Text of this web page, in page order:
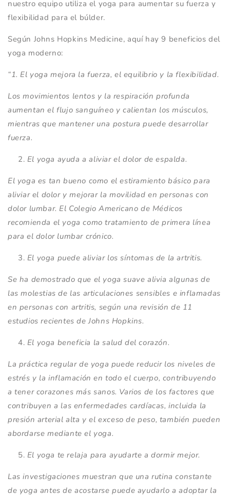
nuestro equipo utiliza el yoga para aumentar su fuerza y ​​
flexibilidad para el búlder.
Según Johns Hopkins Medicine, aquí hay 9 beneficios del
yoga moderno:
“1. El yoga mejora la fuerza, el equilibrio y la flexibilidad.
Los movimientos lentos y la respiración profunda
aumentan el flujo sanguíneo y calientan los músculos,
mientras que mantener una postura puede desarrollar
fuerza.
El yoga ayuda a aliviar el dolor de espalda.
El yoga es tan bueno como el estiramiento básico para
aliviar el dolor y mejorar la movilidad en personas con
dolor lumbar. El Colegio Americano de Médicos
recomienda el yoga como tratamiento de primera línea
para el dolor lumbar crónico.
El yoga puede aliviar los síntomas de la artritis.
Se ha demostrado que el yoga suave alivia algunas de
las molestias de las articulaciones sensibles e inflamadas
en personas con artritis, según una revisión de 11
estudios recientes de Johns Hopkins.
El yoga beneficia la salud del corazón.
La práctica regular de yoga puede reducir los niveles de
estrés y la inflamación en todo el cuerpo, contribuyendo
a tener corazones más sanos. Varios de los factores que
contribuyen a las enfermedades cardíacas, incluida la
presión arterial alta y el exceso de peso, también pueden
abordarse mediante el yoga.
El yoga te relaja para ayudarte a dormir mejor.
Las investigaciones muestran que una rutina constante
de yoga antes de acostarse puede ayudarlo a adoptar la